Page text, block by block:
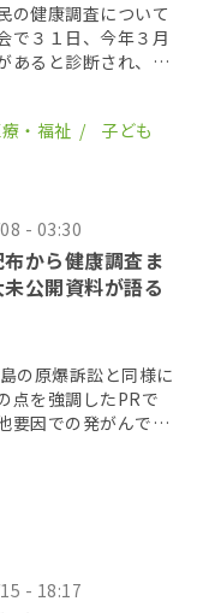
の健康調査について
で３１日、今年３月
あると診断され、２
した。 資料h […]
・福祉 子ども
- 03:30
から健康調査ま
公開資料が語る
の原爆訴訟と同様に
点を強調したPRで
要因での発がんでも
一原子力発 […]
- 18:17